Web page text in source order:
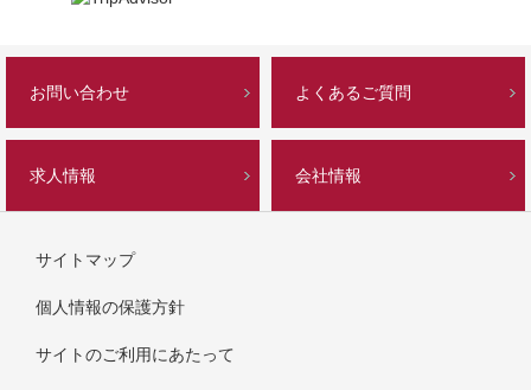
お問い合わせ よくあるご質問
求人情報 会社情報
サイトマップ
個人情報の保護方針
サイトのご利用にあたって